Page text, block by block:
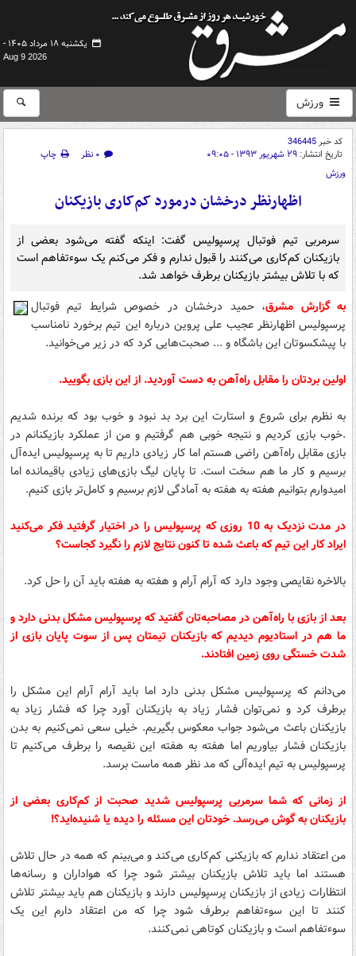
یکشنبه ۱۸ مرداد ۱۴۰۵ -
Aug 9 2026
ورزش
کد خبر346445
تاریخ انتشار: ۲۹ شهریور ۱۳۹۳ - ۰۹:۰۵ ۰ نظر
چاپ
ورزش
اظهارنظر درخشان درمورد کم‌کاری بازیکنان
سرمربی تیم فوتبال پرسپولیس گفت: اینکه گفته می‌شود بعضی از
بازیکنان کم‌کاری می‌کنند را قبول ندارم و فکر می‌کنم یک سوءتفاهم است
که با تلاش بیشتر بازیکنان برطرف خواهد شد.
به گزارش مشرق، حمید درخشان در خصوص شرایط تیم فوتبال
پرسپولیس اظهارنظر عجیب علی پروین درباره این تیم برخورد نامناسب
با پیشکسوتان این باشگاه و ... صحبت‌هایی کرد که در زیر می‌خوانید.
اولین بردتان را مقابل راه‌آهن به دست آوردید. از این بازی بگویید.
به نظرم برای شروع و استارت این برد بد نبود و خوب بود که برنده شدیم
.خوب بازی کردیم و نتیجه خوبی هم گرفتیم و من از عملکرد بازیکنانم در
بازی مقابل راه‌آهن راضی هستم اما کار زیادی داریم تا به پرسپولیس ایده‌آل
برسیم و کار ما هم سخت است. تا پایان لیگ بازی‌های زیادی باقیمانده اما
امیدوارم بتوانیم هفته به هفته به آمادگی لازم برسیم و کامل‌تر بازی کنیم.
در مدت نزدیک به 10 روزی که پرسپولیس را در اختیار گرفتید فکر می‌کنید
ایراد کار این تیم که باعث شده تا کنون نتایج لازم را نگیرد کجاست؟
بالاخره نقایصی وجود دارد که آرام آرام و هفته به هفته باید آن را حل کرد.
بعد از بازی با راه‌آهن در مصاحبه‌تان گفتید که پرسپولیس مشکل بدنی دارد و
ما هم در استادیوم دیدیم که بازیکنان تیمتان پس از سوت پایان بازی از
شدت خستگی روی زمین افتادند.
می‌دانم که پرسپولیس مشکل بدنی دارد اما باید آرام آرام این مشکل را
برطرف کرد و نمی‌توان فشار زیاد به بازیکنان آورد چرا که فشار زیاد به
بازیکنان باعث می‌شود جواب معکوس بگیریم. خیلی سعی نمی‌کنیم به بدن
بازیکنان فشار بیاوریم اما هفته به هفته این نقیصه را برطرف می‌کنیم تا
پرسپولیس به تیم ایده‌آلی که مد نظر همه ماست برسد.
از زمانی که شما سرمربی پرسپولیس شدید صحبت از کم‌کاری بعضی از
بازیکنان به گوش می‌رسد. خودتان این مسئله را دیده یا شنیده‌اید؟!
من اعتقاد ندارم که بازیکنی کم‌کاری می‌کند و می‌بینم که همه در حال تلاش
هستند اما باید تلاش بازیکنان بیشتر شود چرا که هواداران و رسانه‌ها
انتظارات زیادی از بازیکنان پرسپولیس دارند و بازیکنان هم باید بیشتر تلاش
کنند تا این سوءتفاهم برطرف شود چرا که من اعتقاد دارم این یک
سوءتفاهم است و بازیکنان کوتاهی نمی‌کنند.